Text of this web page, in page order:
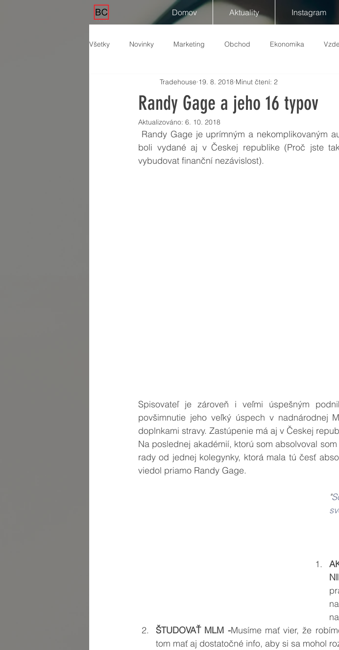
Domov Aktuality Instagram
Všetky Novinky Marketing Obchod Ekonomika
Randy Gage a jeho 16 typov
Tradehouse 19. 8. 2018 Minut čtení: 2
Aktualizováno: 6. 10. 2018
boli vydané aj v Českej republike (Proč jste
vybudovat finanční nezávislost).
Spisovateľ je zároveň i veľmi úspešným
povšimnutie jeho veľký úspech v nadnárodnej
doplnkami stravy. Zastúpenie má aj v Českej
Na poslednej akadémií, ktorú som absolvoval
rady od jednej kolegynky, ktorá mala tú česť
viedol priamo Randy Gage.
"
ŠTUDOVAŤ MLM -Musíme mať vier, že
tom mať aj dostatočné info, aby si sa mohol